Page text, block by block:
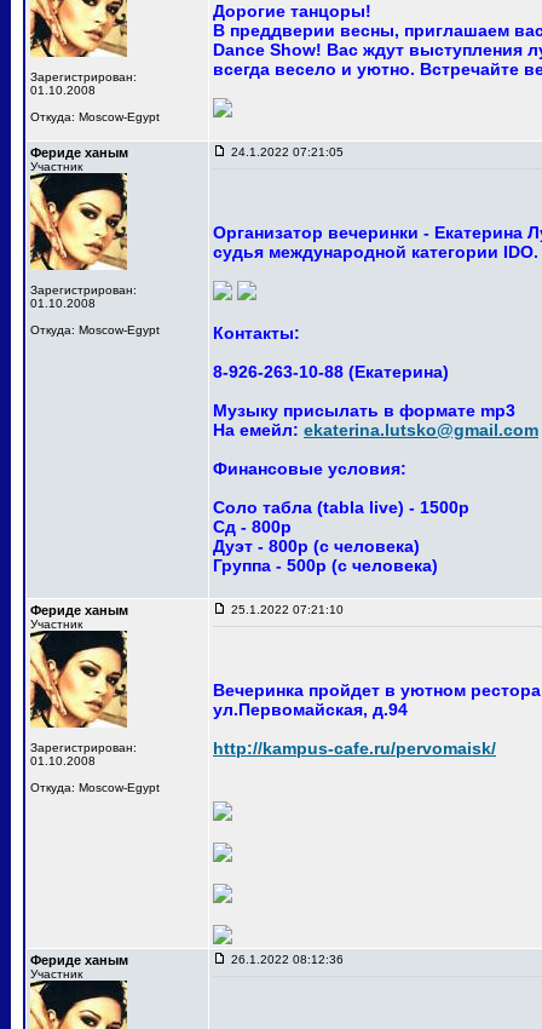
Зарегистрирован:
01.10.2008
Откуда: Moscow-Egypt
Дорогие танцоры!
В преддверии весны, приглашаем
Dance Show! Вас ждут выступления
всегда весело и уютно. Встречайте
Фериде ханым
Участник
Зарегистрирован:
01.10.2008
Откуда: Moscow-Egypt
24.1.2022 07:21:05
Организатор вечеринки -
судья международной категории
Контакты:
8-926-263-10-88 (Екатерина)
Музыку присылать в формате mp3
На емейл: ekaterina.lutsko@gmail.com
Финансовые условия:
Соло табла (tabla live) - 1500р
Сд - 800р
Дуэт - 800р (с человека)
Группа - 500р (с человека)
Фериде ханым
Участник
Зарегистрирован:
01.10.2008
Откуда: Moscow-Egypt
25.1.2022 07:21:10
Вечеринка пройдет в уютном
ул.Первомайская, д.94
http://kampus-cafe.ru/pervomaisk/
Фериде ханым
Участник
26.1.2022 08:12:36